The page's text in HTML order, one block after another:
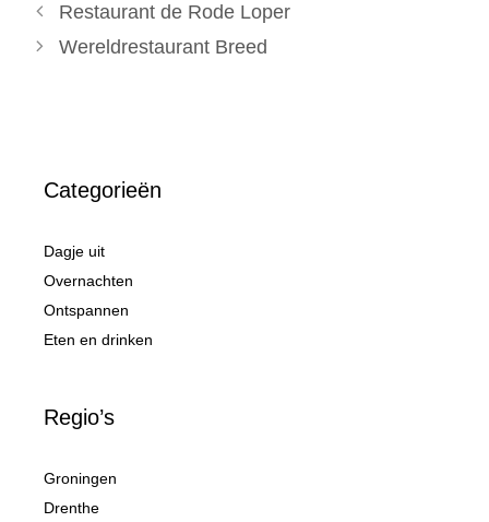
Restaurant de Rode Loper
Wereldrestaurant Breed
Categorieën
Dagje uit
Overnachten
Ontspannen
Eten en drinken
Regio’s
Groningen
Drenthe